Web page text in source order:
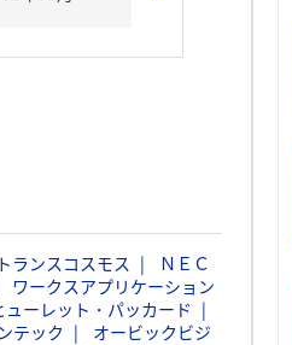
トランスコスモス
ＮＥＣ
ワークスアプリケーション
ューレット・パッカード
テック
オービックビジ